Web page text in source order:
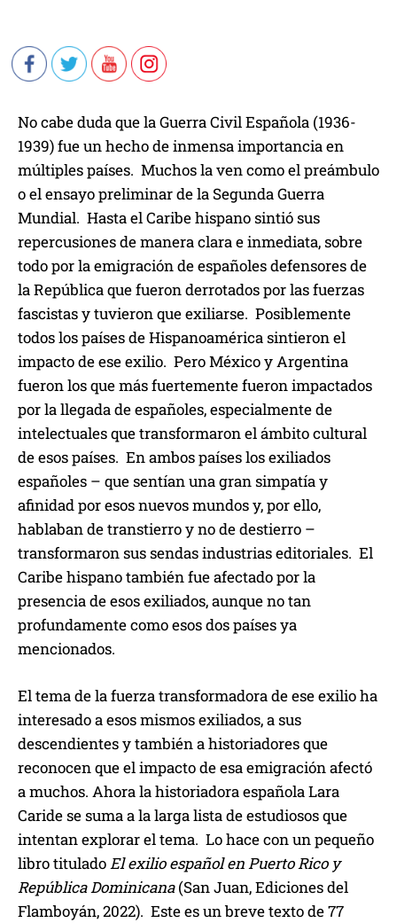
No cabe duda que la Guerra Civil Española (1936-
1939) fue un hecho de inmensa importancia en
múltiples países. Muchos la ven como el preámbulo
o el ensayo preliminar de la Segunda Guerra
Mundial. Hasta el Caribe hispano sintió sus
repercusiones de manera clara e inmediata, sobre
todo por la emigración de españoles defensores de
la República que fueron derrotados por las fuerzas
fascistas y tuvieron que exiliarse. Posiblemente
todos los países de Hispanoamérica sintieron el
impacto de ese exilio. Pero México y Argentina
fueron los que más fuertemente fueron impactados
por la llegada de españoles, especialmente de
intelectuales que transformaron el ámbito cultural
de esos países. En ambos países los exiliados
españoles – que sentían una gran simpatía y
afinidad por esos nuevos mundos y, por ello,
hablaban de transtierro y no de destierro –
transformaron sus sendas industrias editoriales. El
Caribe hispano también fue afectado por la
presencia de esos exiliados, aunque no tan
profundamente como esos dos países ya
mencionados.
El tema de la fuerza transformadora de ese exilio ha
interesado a esos mismos exiliados, a sus
descendientes y también a historiadores que
reconocen que el impacto de esa emigración afectó
a muchos. Ahora la historiadora española Lara
Caride se suma a la larga lista de estudiosos que
intentan explorar el tema. Lo hace con un pequeño
libro tituladoEl exilio español en Puerto Rico y
República Dominicana(San Juan, Ediciones del
Flamboyán, 2022). Este es un breve texto de 77